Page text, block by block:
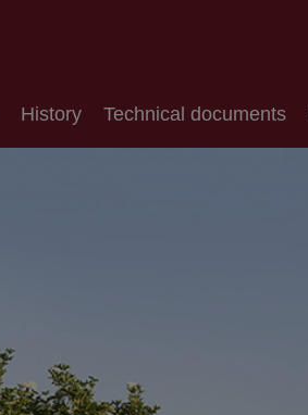
History Technical documents